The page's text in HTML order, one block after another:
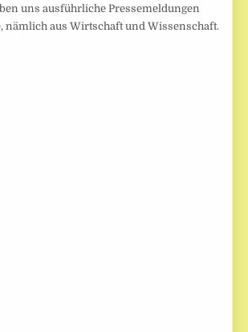
uns ausführliche Pressemeldungen
nämlich aus Wirtschaft und Wissenschaft.